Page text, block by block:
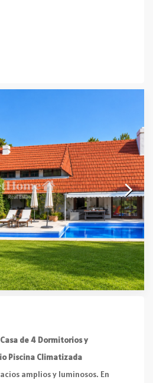
de 4 Dormitorios y
Piscina Climatizada
amplios y luminosos. En